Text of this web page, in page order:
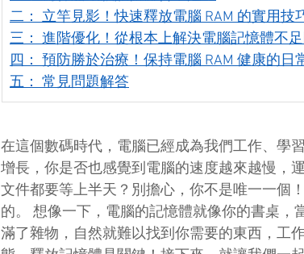
二： 立竿見影！快速釋放電腦 RAM 的實用技
三： 進階優化！從根本上解決電腦記憶體不
四： 預防勝於治療！保持電腦 RAM 健康的日
五： 常見問題解答
在這個數碼時代，電腦已經成為我們工作、學
增長，你是否也感覺到電腦的速度越來越慢，
文件都要等上半天？別擔心，你不是唯一一個
的。 想像一下，電腦的記憶體就像你的書桌
滿了雜物，自然就難以找到你需要的東西，工